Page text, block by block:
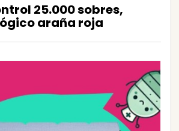
25.000 sobres,
araña roja